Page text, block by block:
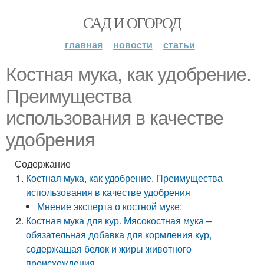
САД И ОГОРОД
главная новости статьи
Костная мука, как удобрение.
Преимущества
использования в качестве
удобрения
Содержание
Костная мука, как удобрение. Преимущества
использования в качестве удобрения
Мнение эксперта о костной муке:
Костная мука для кур. Мясокостная мука –
обязательная добавка для кормления кур,
содержащая белок и жиры животного